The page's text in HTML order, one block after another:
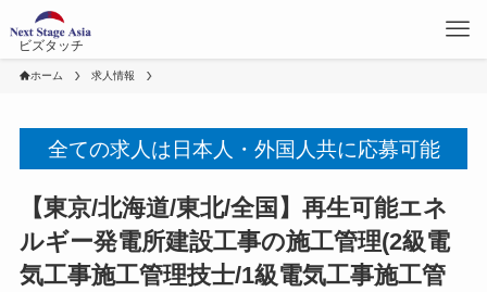
ビズタッチ
ホーム 求人情報
全ての求人は日本人・外国人共に応募可能
【東京/北海道/東北/全国】再生可能エネ
ルギー発電所建設工事の施工管理(2級電
気工事施工管理技士/1級電気工事施工管